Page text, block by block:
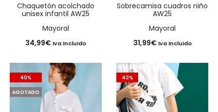
Chaquetón acolchado
unisex infantil AW25
Mayoral
34,99€ Iva Incluido
Sobrecamisa cuadros niño
AW25
Mayoral
31,99€ Iva Incluido
40%
AGOTADO
40%